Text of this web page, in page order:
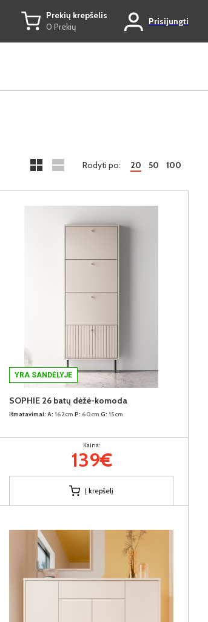
Prekių krepšelis
0 Prekių
Prisijungti
Rodyti po: 20 50 100
YRA SANDĖLYJE
SOPHIE 26 batų dėžė-komoda
Išmatavimai: A: 162cm P: 60cm G: 15cm
Kaina:
139€
Į krepšelį